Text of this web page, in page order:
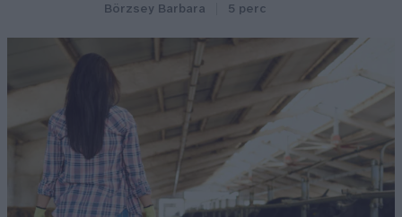
Börzsey Barbara 5 perc